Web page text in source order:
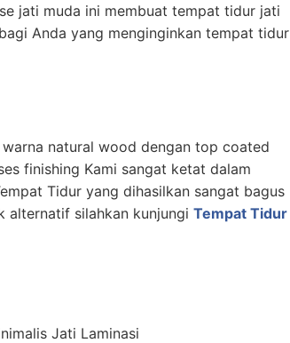
jati muda ini membuat tempat tidur jati
Anda yang menginginkan tempat tidur
natural wood dengan top coated
finishing Kami sangat ketat dalam
Tidur yang dihasilkan sangat bagus
alternatif silahkan kunjungi Tempat Tidur
Jati Laminasi